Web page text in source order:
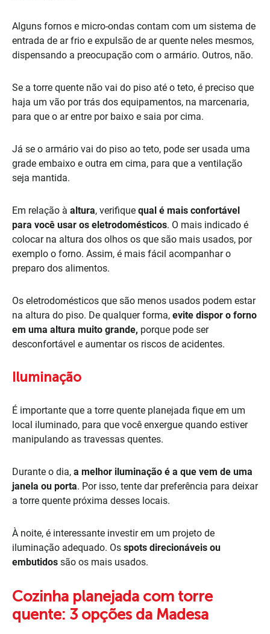
Alguns fornos e micro-ondas contam com um sistema de
entrada de ar frio e expulsão de ar quente neles mesmos,
dispensando a preocupação com o armário. Outros, não.
Se a torre quente não vai do piso até o teto, é preciso que
haja um vão por trás dos equipamentos, na marcenaria,
para que o ar entre por baixo e saia por cima.
Já se o armário vai do piso ao teto, pode ser usada uma
grade embaixo e outra em cima, para que a ventilação
seja mantida.
Em relação à altura, verifique qual é mais confortável
para você usar os eletrodomésticos. O mais indicado é
colocar na altura dos olhos os que são mais usados, por
exemplo o forno. Assim, é mais fácil acompanhar o
preparo dos alimentos.
Os eletrodomésticos que são menos usados podem estar
na altura do piso. De qualquer forma, evite dispor o forno
em uma altura muito grande, porque pode ser
desconfortável e aumentar os riscos de acidentes.
Iluminação
É importante que a torre quente planejada fique em um
local iluminado, para que você enxergue quando estiver
manipulando as travessas quentes.
Durante o dia, a melhor iluminação é a que vem de uma
janela ou porta. Por isso, tente dar preferência para deixar
a torre quente próxima desses locais.
À noite, é interessante investir em um projeto de
iluminação adequado. Os spots direcionáveis ou
embutidos são os mais usados.
Cozinha planejada com torre
quente: 3 opções da Madesa